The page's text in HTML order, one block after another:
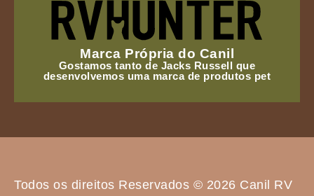
Marca Própria do Canil
Gostamos tanto de Jacks Russell que
desenvolvemos uma marca de produtos pet
Todos os direitos Reservados © 2026 Canil RV